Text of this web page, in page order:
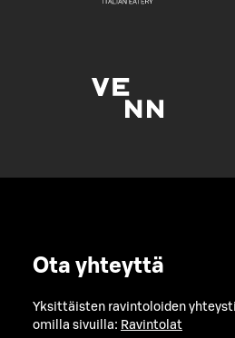
Ota yhteyttä
Yksittäisten ravintoloiden
omilla sivuilla: Ravintolat